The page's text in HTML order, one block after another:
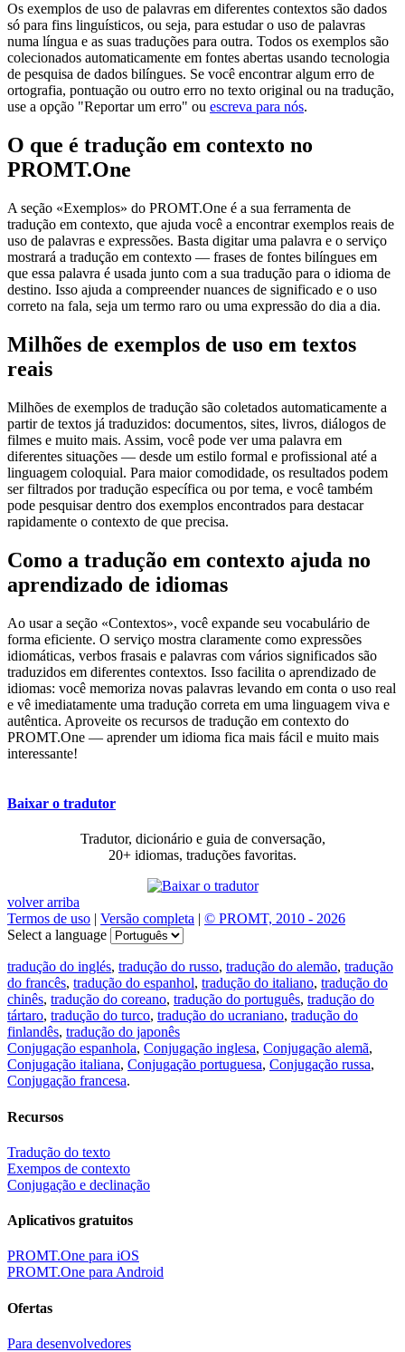
Os exemplos de uso de palavras em diferentes contextos são dados
só para fins linguísticos, ou seja, para estudar o uso de palavras
numa língua e as suas traduções para outra. Todos os exemplos são
colecionados automaticamente em fontes abertas usando tecnologia
de pesquisa de dados bilíngues. Se você encontrar algum erro de
ortografia, pontuação ou outro erro no texto original ou na tradução,
use a opção "Reportar um erro" ou escreva para nós.
O que é tradução em contexto no
PROMT.One
A seção «Exemplos» do PROMT.One é a sua ferramenta de
tradução em contexto, que ajuda você a encontrar exemplos reais de
uso de palavras e expressões. Basta digitar uma palavra e o serviço
mostrará a tradução em contexto — frases de fontes bilíngues em
que essa palavra é usada junto com a sua tradução para o idioma de
destino. Isso ajuda a compreender nuances de significado e o uso
correto na fala, seja um termo raro ou uma expressão do dia a dia.
Milhões de exemplos de uso em textos
reais
Milhões de exemplos de tradução são coletados automaticamente a
partir de textos já traduzidos: documentos, sites, livros, diálogos de
filmes e muito mais. Assim, você pode ver uma palavra em
diferentes situações — desde um estilo formal e profissional até a
linguagem coloquial. Para maior comodidade, os resultados podem
ser filtrados por tradução específica ou por tema, e você também
pode pesquisar dentro dos exemplos encontrados para destacar
rapidamente o contexto de que precisa.
Como a tradução em contexto ajuda no
aprendizado de idiomas
Ao usar a seção «Contextos», você expande seu vocabulário de
forma eficiente. O serviço mostra claramente como expressões
idiomáticas, verbos frasais e palavras com vários significados são
traduzidos em diferentes contextos. Isso facilita o aprendizado de
idiomas: você memoriza novas palavras levando em conta o uso real
e vê imediatamente uma tradução correta em uma linguagem viva e
autêntica. Aproveite os recursos de tradução em contexto do
PROMT.One — aprender um idioma fica mais fácil e muito mais
interessante!
Baixar o tradutor
Tradutor, dicionário e guia de conversação,
20+ idiomas, traduções favoritas.
volver arriba
Termos de uso | Versão completa | © PROMT, 2010 - 2026
Select a language
tradução do inglés, tradução do russo, tradução do alemão, tradução
do francês, tradução do espanhol, tradução do italiano, tradução do
chinês, tradução do coreano, tradução do português, tradução do
tártaro, tradução do turco, tradução do ucraniano, tradução do
finlandês, tradução do japonês
Conjugação espanhola, Conjugação inglesa, Conjugação alemã,
Conjugação italiana, Conjugação portuguesa, Conjugação russa,
Conjugação francesa.
Recursos
Tradução do texto
Exempos de contexto
Conjugação e declinação
Aplicativos gratuitos
PROMT.One para iOS
PROMT.One para Android
Ofertas
Para desenvolvedores